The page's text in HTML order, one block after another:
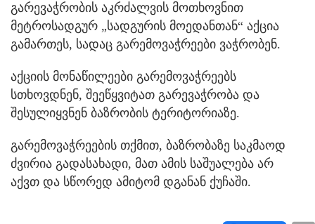
გარევაჭრობის აკრძალვის მოთხოვნით
მეტროსადგურ „სადგურის მოედანთან“ აქცია
გამართეს, სადაც გარემოვაჭრეები ვაჭრობენ.
აქციის მონაწილეები გარემოვაჭრეებს
სთხოვდნენ, შეეწყვიტათ გარევაჭრობა და
შესულიყვნენ ბაზრობის ტერიტორიაზე.
გარემოვაჭრეების თქმით, ბაზრობაზე საკმაოდ
ძვირია გადასახადი, მათ ამის საშუალება არ
აქვთ და სწორედ ამიტომ დგანან ქუჩაში.